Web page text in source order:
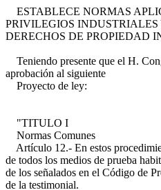
ESTABLECE NORMAS
PRIVILEGIOS INDUSTRIALES
DERECHOS DE PROPIEDAD
Teniendo presente que el H.
aprobación al siguiente
Proyecto de ley:
"TITULO I
Normas Comunes
Artículo 12.- En estos
de todos los medios de prueba
de los señalados en el Código de
de la testimonial.